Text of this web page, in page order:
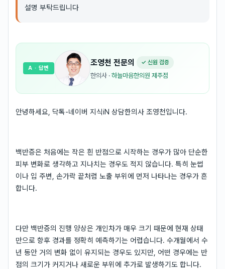
설명 부탁드립니다
조영천 전문의 ✓ 신원 검증
한의사 · 하늘마음한의원 제주점
A · 답변
안녕하세요, 닥톡-네이버 지식iN 상담한의사 조영천입니다.
백반증은 처음에는 작은 흰 반점으로 시작하는 경우가 많아 단순한
피부 변화로 생각하고 지나치는 경우도 적지 않습니다. 특히 눈썹
이나 입 주변, 손가락 끝처럼 노출 부위에 먼저 나타나는 경우가 흔
합니다.
다만 백반증의 진행 양상은 개인차가 매우 크기 때문에 현재 상태
만으로 향후 경과를 정확히 예측하기는 어렵습니다. 수개월에서 수
년 동안 거의 변화 없이 유지되는 경우도 있지만, 어떤 경우에는 반
점의 크기가 커지거나 새로운 부위에 추가로 발생하기도 합니다.